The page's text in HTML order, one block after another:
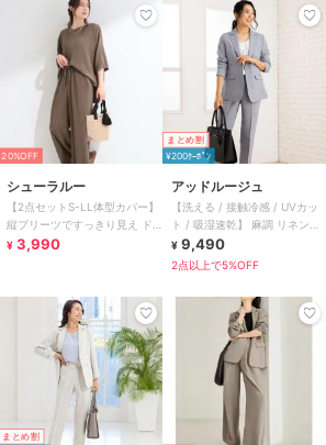
20%OFF
シューラルー
【2点セットS-LL体型カバー】
縦プリーツですっきり見え ド
ルマンゆるセットアップ
¥ 3,990
まとめ割
¥200ｸｰﾎﾟﾝ
アッドルージュ
【洗える / 接触冷感 / UVカッ
ト / 吸湿速乾】 麻調 リネンタ
ッチ スーツ
¥ 9,490
2点以上で5%OFF
まとめ割